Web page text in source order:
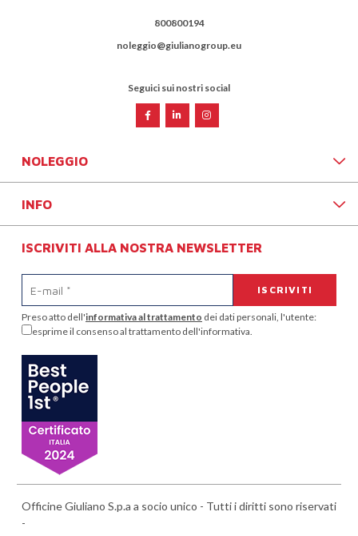
800800194
noleggio@giulianogroup.eu
Seguici sui nostri social
NOLEGGIO
INFO
ISCRIVITI ALLA NOSTRA NEWSLETTER
Preso atto dell'informativa al trattamento dei dati personali, l'utente:
esprime il consenso al trattamento dell'informativa.
Officine Giuliano S.p.a a socio unico - Tutti i diritti sono riservati
-